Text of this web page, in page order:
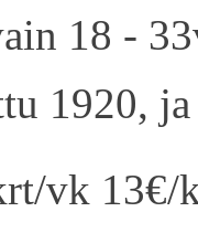
18 -
1920,
vk